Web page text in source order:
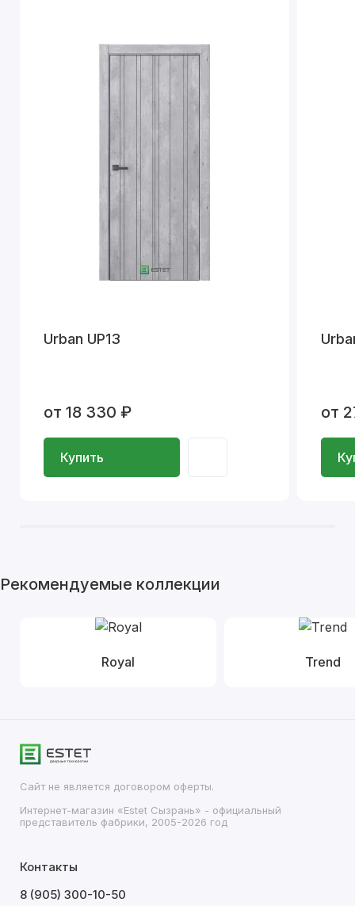
Urban UP13
от 18 330 ₽
Купить
от
Рекомендуемые коллекции
Royal Trend
Сайт не является договором оферты.
Интернет-магазин «Estet Сызрань» - официальный
представитель фабрики, 2005-2026 год
Контакты
8 (905) 300-10-50